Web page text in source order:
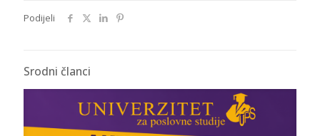
Podijeli
Srodni članci